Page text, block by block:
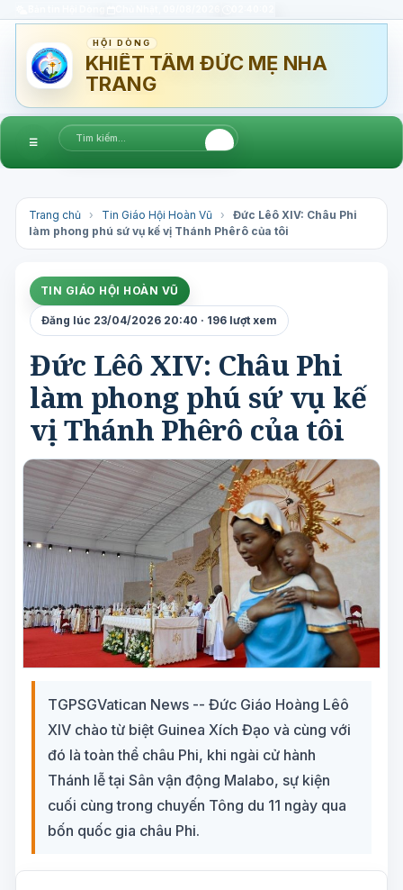
HỘI DÒNG
KHIẾT TÂM ĐỨC MẸ NHA
TRANG
☰
Trang chủ › Tin Giáo Hội Hoàn Vũ ›
Đức Lêô XIV: Châu Phi
làm phong phú sứ vụ kế vị Thánh Phêrô của tôi
TIN GIÁO HỘI HOÀN VŨ
Đăng lúc 23/04/2026 20:40 · 196 lượt xem
Đức Lêô XIV: Châu Phi
làm phong phú sứ vụ kế
vị Thánh Phêrô của tôi
TGPSGVatican News -- Đức Giáo Hoàng Lêô
XIV chào từ biệt Guinea Xích Đạo và cùng với
đó là toàn thể châu Phi, khi ngài cử hành
Thánh lễ tại Sân vận động Malabo, sự kiện
cuối cùng trong chuyến Tông du 11 ngày qua
bốn quốc gia châu Phi.